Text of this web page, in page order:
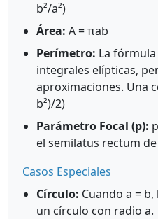
b²/a²)
Área: A = πab
Perímetro: La
integrales elípticas,
aproximaciones. Una
b²)/2)
Parámetro Focal (p):
el semilatus rectum
Casos Especiales
Círculo: Cuando a =
un círculo con radio a.